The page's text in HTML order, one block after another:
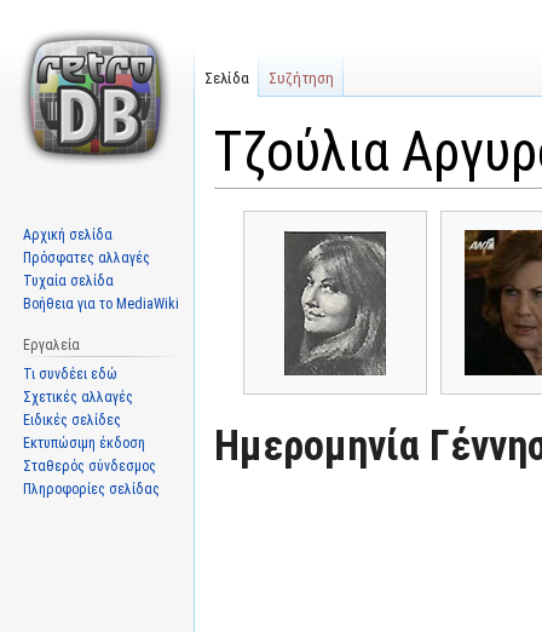
Τζούλια
Ημερομηνία
Σελίδα Συζήτηση
Αρχική σελίδα
Πρόσφατες αλλαγές
Τυχαία σελίδα
Βοήθεια για το MediaWiki
Εργαλεία
Τι συνδέει εδώ
Σχετικές αλλαγές
Ειδικές σελίδες
Εκτυπώσιμη έκδοση
Σταθερός σύνδεσμος
Πληροφορίες σελίδας